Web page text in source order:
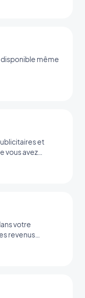
même
et
vous avez
votre
revenus